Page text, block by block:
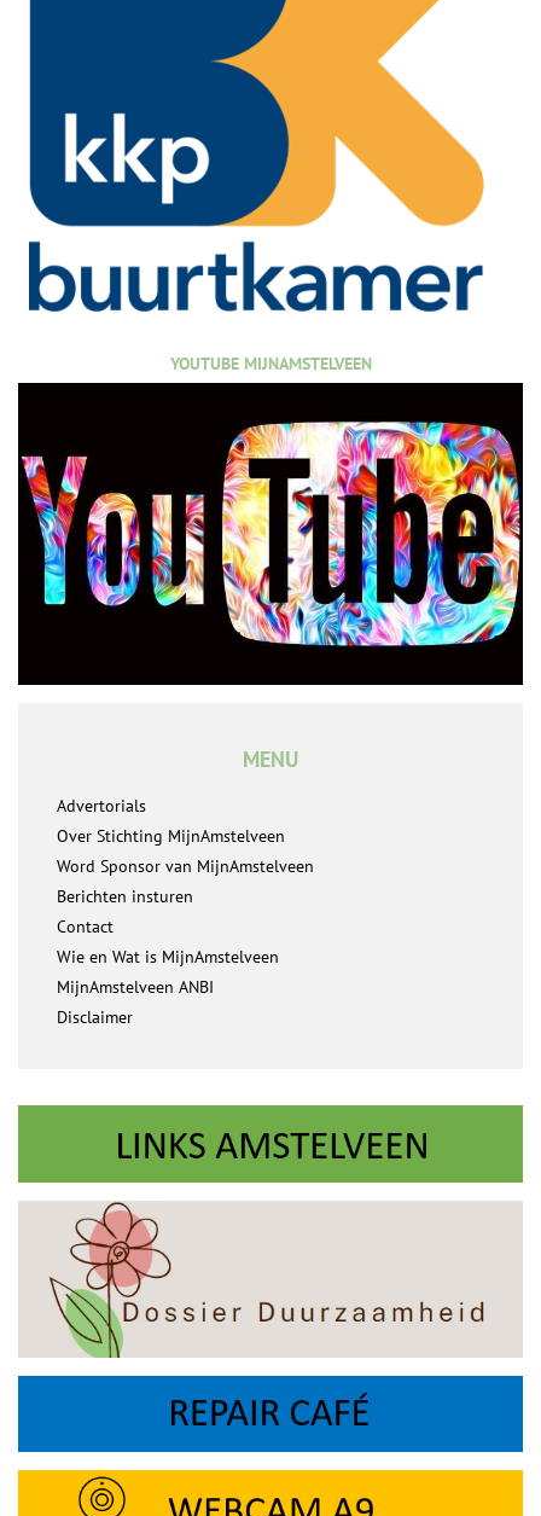
YOUTUBE MIJNAMSTELVEEN
MENU
Advertorials
Over Stichting MijnAmstelveen
Word Sponsor van MijnAmstelveen
Berichten insturen
Contact
Wie en Wat is MijnAmstelveen
MijnAmstelveen ANBI
Disclaimer